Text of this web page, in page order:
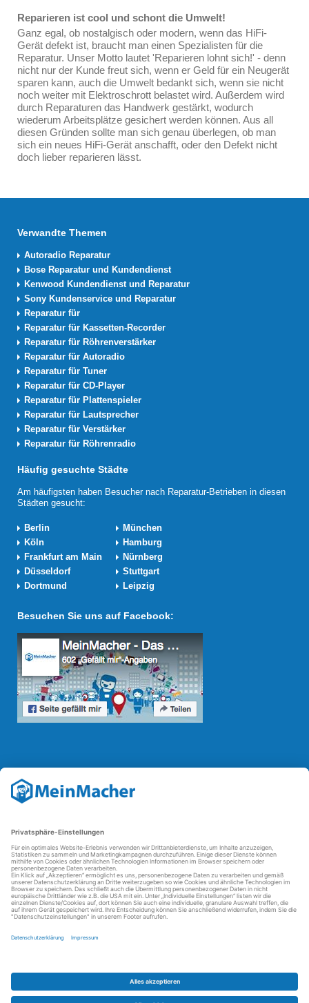
Reparieren ist cool und schont die Umwelt!
Ganz egal, ob nostalgisch oder modern, wenn das HiFi-
Gerät defekt ist, braucht man einen Spezialisten für die
Reparatur. Unser Motto lautet 'Reparieren lohnt sich!' - denn
nicht nur der Kunde freut sich, wenn er Geld für ein Neugerät
sparen kann, auch die Umwelt bedankt sich, wenn sie nicht
noch weiter mit Elektroschrott belastet wird. Außerdem wird
durch Reparaturen das Handwerk gestärkt, wodurch
wiederum Arbeitsplätze gesichert werden können. Aus all
diesen Gründen sollte man sich genau überlegen, ob man
sich ein neues HiFi-Gerät anschafft, oder den Defekt nicht
doch lieber reparieren lässt.
Verwandte Themen
Autoradio Reparatur
Bose Reparatur und Kundendienst
Kenwood Kundendienst und Reparatur
Sony Kundenservice und Reparatur
Reparatur für
Reparatur für Kassetten-Recorder
Reparatur für Röhrenverstärker
Reparatur für Autoradio
Reparatur für Tuner
Reparatur für CD-Player
Reparatur für Plattenspieler
Reparatur für Lautsprecher
Reparatur für Verstärker
Reparatur für Röhrenradio
Häufig gesuchte Städte
Am häufigsten haben Besucher nach Reparatur-Betrieben in diesen
Städten gesucht:
Berlin
München
Köln
Hamburg
Frankfurt am Main
Nürnberg
Düsseldorf
Stuttgart
Dortmund
Leipzig
Besuchen Sie uns auf Facebook:
Mit derReparatur-Revolution
reparierenden Betriebe und des Reparatur-Know-hows in
Weitere Informationen
FAQ - häufig gestellte Fragen
Partner werden
Über uns
Datenschutz